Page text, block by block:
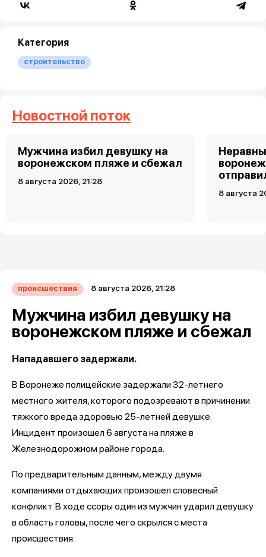
Категория
строительство
Новостной поток
Мужчина избил девушку на
воронежском пляже и сбежал
8 августа 2026, 21:28
8 августа
происшествия 8 августа 2026, 21:28
Мужчина избил девушку на
воронежском пляже и сбежал
Нападавшего задержали.
В Воронеже полицейские задержали 32-летнего
местного жителя, которого подозревают в причинении
тяжкого вреда здоровью 25-летней девушке.
Инцидент произошел 6 августа на пляже в
Железнодорожном районе города.
По предварительным данным, между двумя
компаниями отдыхающих произошел словесный
конфликт. В ходе ссоры один из мужчин ударил девушку
в область головы, после чего скрылся с места
происшествия.